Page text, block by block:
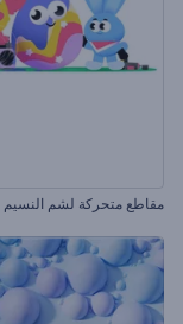
مقاطع متحركة لشم النسيم